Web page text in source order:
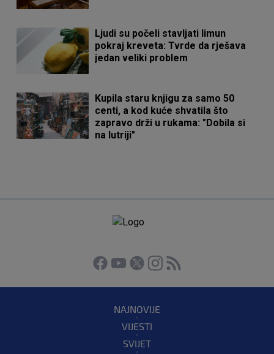
Ljudi su počeli stavljati limun
pokraj kreveta: Tvrde da rješava
jedan veliki problem
Kupila staru knjigu za samo 50
centi, a kod kuće shvatila što
zapravo drži u rukama: "Dobila si
na lutriji"
NAJNOVIJE
VIJESTI
SVIJET